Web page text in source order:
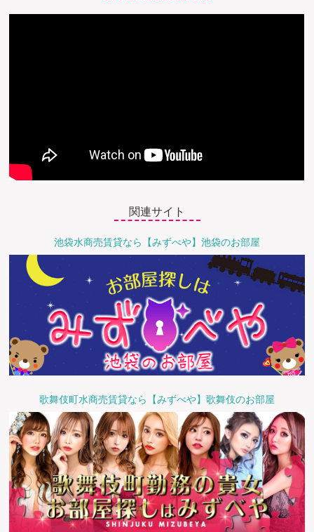
関連サイト
池袋水商売賃貸なら【みずべや】池袋のお部屋
歌舞伎町水商売賃貸なら【みずべや】歌舞伎のお部屋